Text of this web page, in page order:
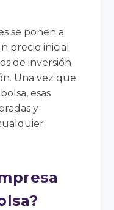
se ponen a
precio inicial
de inversión
Una vez que
esas
y